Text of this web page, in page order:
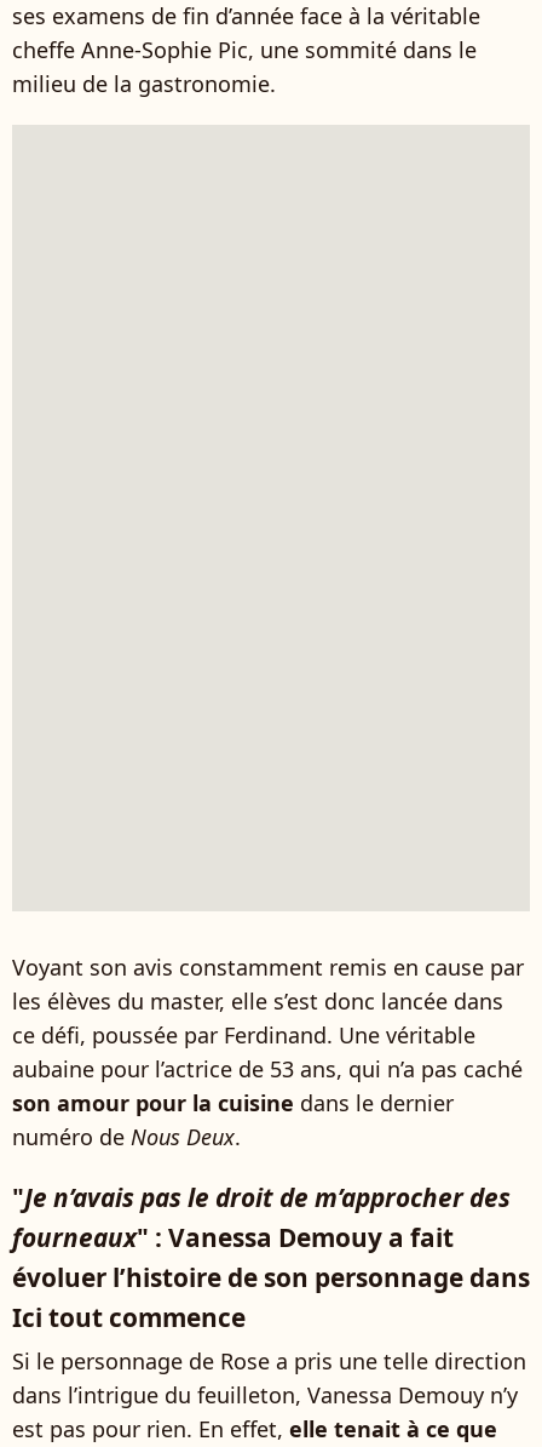
ses examens de fin d’année face à la véritable
cheffe Anne-Sophie Pic, une sommité dans le
milieu de la gastronomie.
Voyant son avis constamment remis en cause par
les élèves du master, elle s’est donc lancée dans
ce défi, poussée par Ferdinand. Une véritable
aubaine pour l’actrice de 53 ans, qui n’a pas caché
son amour pour la cuisine dans le dernier
numéro de Nous Deux.
"Je n’avais pas le droit de m’approcher des
fourneaux" : Vanessa Demouy a fait
évoluer l’histoire de son personnage dans
Ici tout commence
Si le personnage de Rose a pris une telle direction
dans l’intrigue du feuilleton, Vanessa Demouy n’y
est pas pour rien. En effet, elle tenait à ce que